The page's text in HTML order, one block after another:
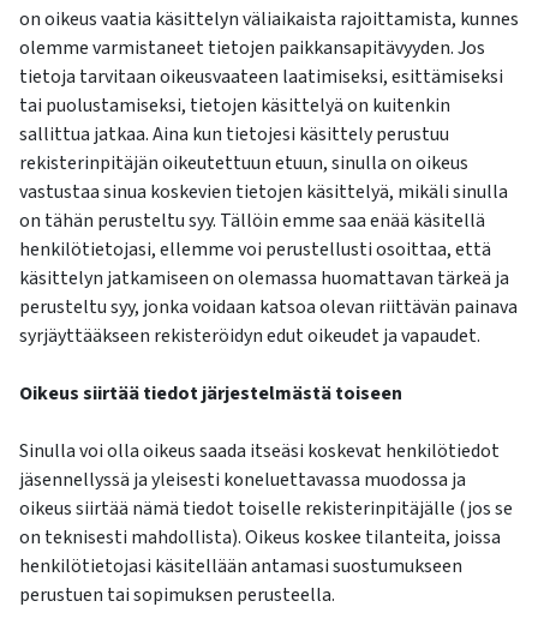
on oikeus vaatia käsittelyn väliaikaista rajoittamista, kunnes
olemme varmistaneet tietojen paikkansapitävyyden. Jos
tietoja tarvitaan oikeusvaateen laatimiseksi, esittämiseksi
tai puolustamiseksi, tietojen käsittelyä on kuitenkin
sallittua jatkaa. Aina kun tietojesi käsittely perustuu
rekisterinpitäjän oikeutettuun etuun, sinulla on oikeus
vastustaa sinua koskevien tietojen käsittelyä, mikäli sinulla
on tähän perusteltu syy. Tällöin emme saa enää käsitellä
henkilötietojasi, ellemme voi perustellusti osoittaa, että
käsittelyn jatkamiseen on olemassa huomattavan tärkeä ja
perusteltu syy, jonka voidaan katsoa olevan riittävän painava
syrjäyttääkseen rekisteröidyn edut oikeudet ja vapaudet.
Oikeus siirtää tiedot järjestelmästä toiseen
Sinulla voi olla oikeus saada itseäsi koskevat henkilötiedot
jäsennellyssä ja yleisesti koneluettavassa muodossa ja
oikeus siirtää nämä tiedot toiselle rekisterinpitäjälle (jos se
on teknisesti mahdollista). Oikeus koskee tilanteita, joissa
henkilötietojasi käsitellään antamasi suostumukseen
perustuen tai sopimuksen perusteella.